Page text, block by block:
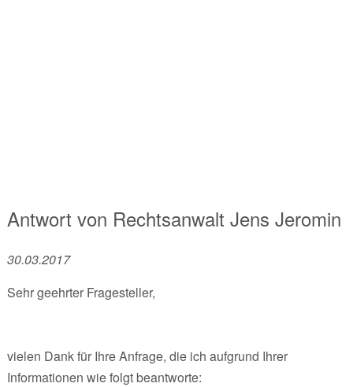
Antwort von Rechtsanwalt Jens Jeromin
30.03.2017
Sehr geehrter Fragesteller,
vielen Dank für Ihre Anfrage, die ich aufgrund Ihrer
Informationen wie folgt beantworte: